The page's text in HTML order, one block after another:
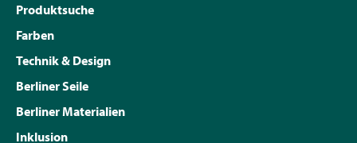
Produktsuche
Farben
Technik & Design
Berliner Seile
Berliner Materialien
Inklusion